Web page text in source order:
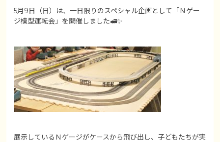
5月9日（日）は、一日限りのスペシャル企画として「Ｎゲー
ジ模型運転会」を開催しました🚅✨
展示しているＮゲージがケースから飛び出し、子どもたちが実